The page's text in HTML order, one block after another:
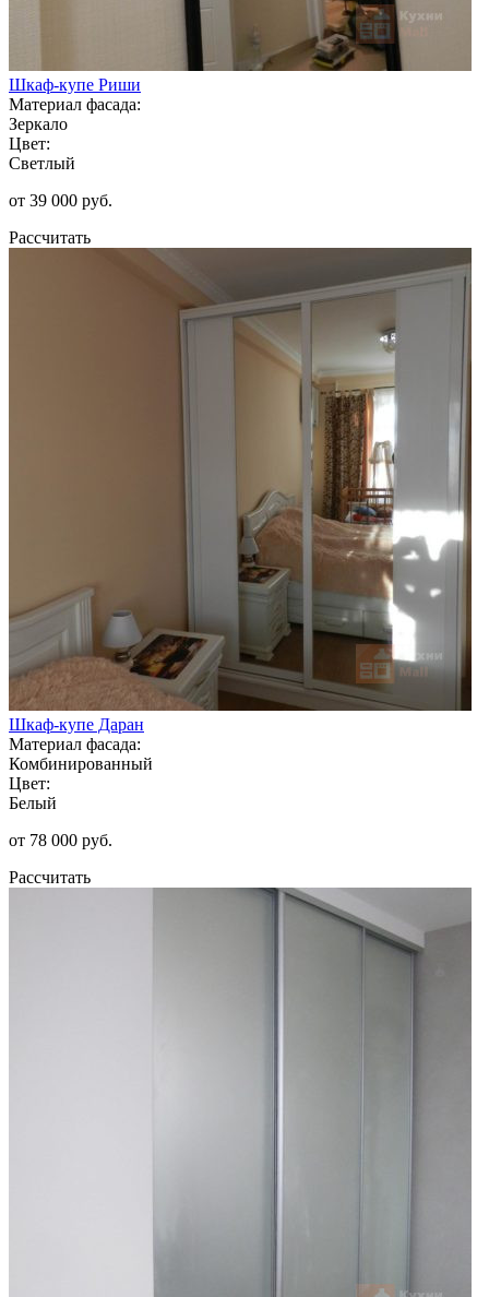
Шкаф-купе Риши
Материал фасада:
Зеркало
Цвет:
Светлый
от 39 000 руб.
Рассчитать
Шкаф-купе Даран
Материал фасада:
Комбинированный
Цвет:
Белый
от 78 000 руб.
Рассчитать